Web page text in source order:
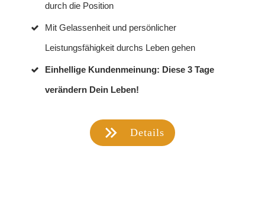
durch die Position
Mit Gelassenheit und persönlicher
Leistungsfähigkeit durchs Leben gehen
Einhellige Kundenmeinung: Diese 3 Tage
verändern Dein Leben!
Details